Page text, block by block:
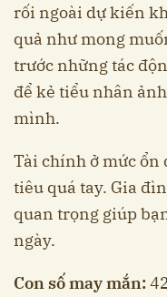
rối ngoài dự kiến
quả như mong
trước những tác
để kẻ tiểu nhân
mình.
Tài chính ở mức
tiêu quá tay. Gia
quan trọng giúp
ngày.
Con số may mắn: